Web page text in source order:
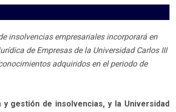
insolvencias empresariales incorporará en
de Empresas de la Universidad Carlos III
adquiridos en el periodo de
gestión de insolvencias, y la Universidad